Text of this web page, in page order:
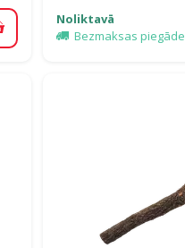
grozam
Noliktavā
Bezmaksas piegāde